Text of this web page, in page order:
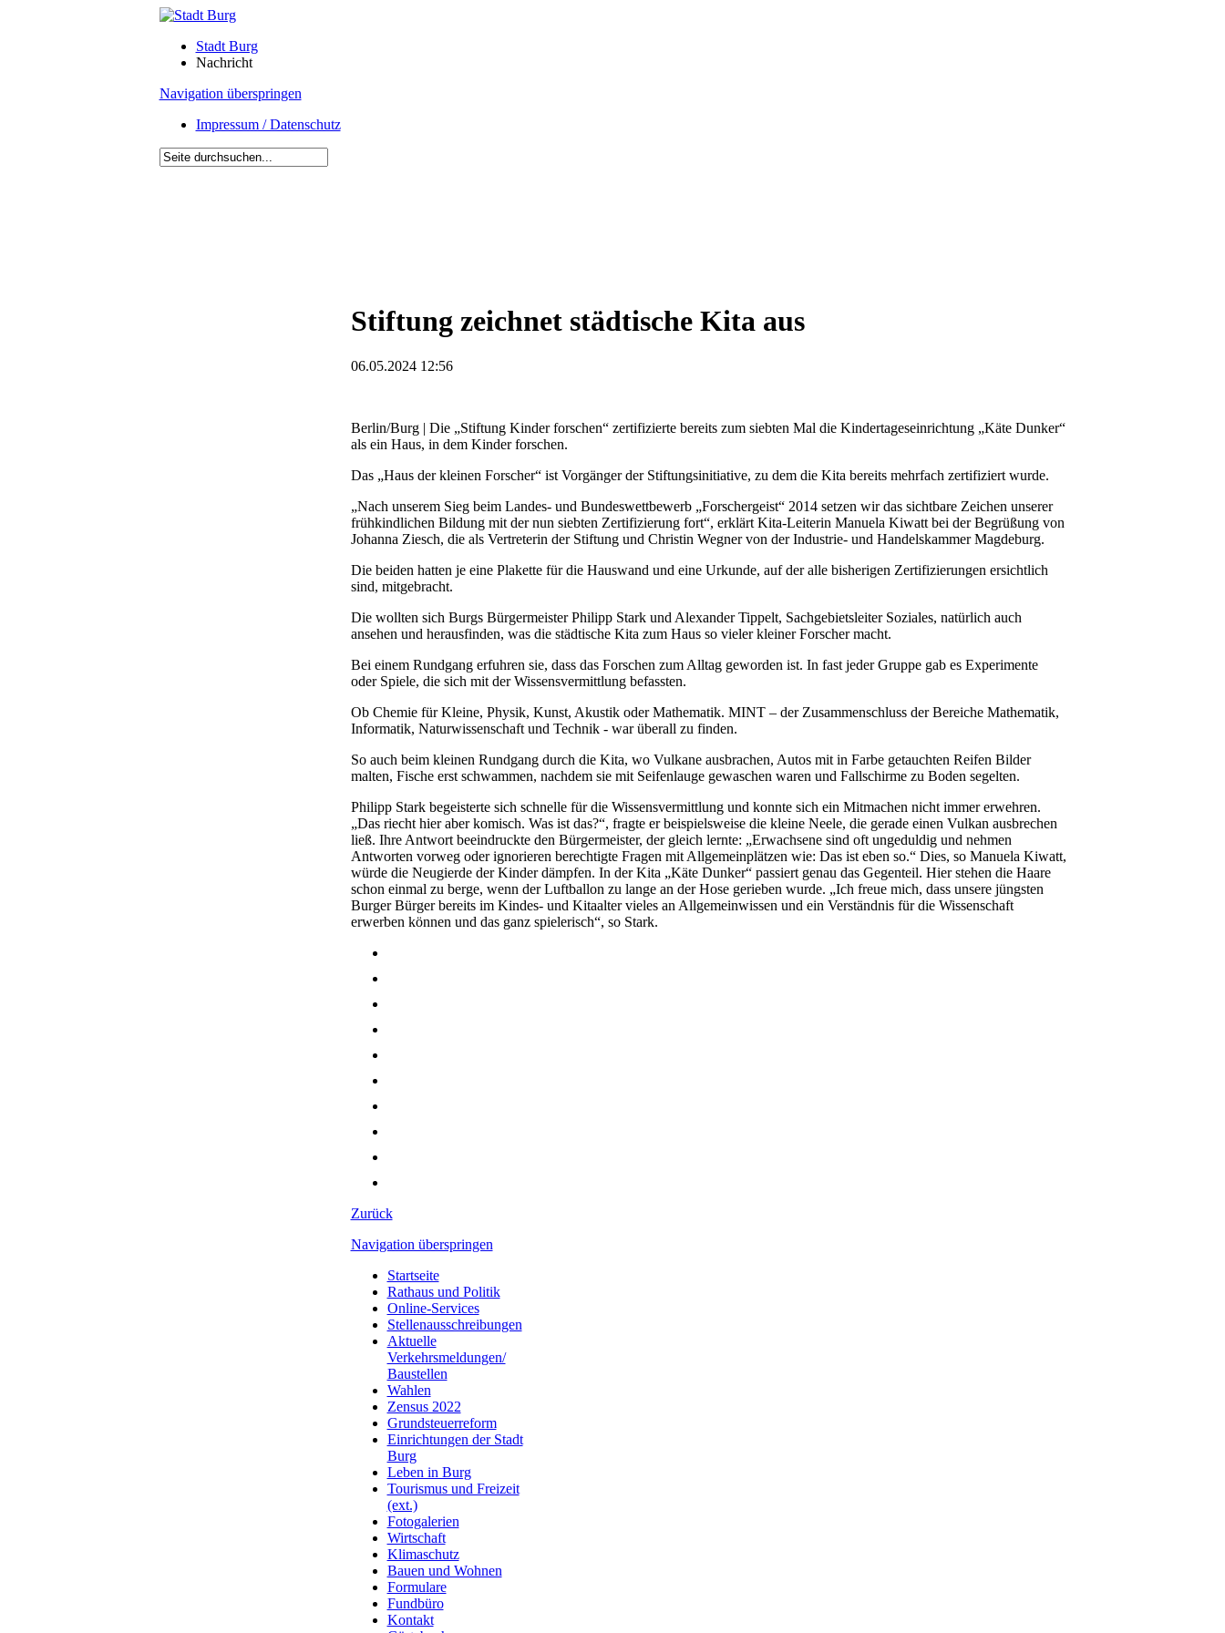
Stadt Burg
Nachricht
Navigation überspringen
Impressum / Datenschutz
Stiftung zeichnet städtische Kita aus
06.05.2024 12:56
Berlin/Burg | Die „Stiftung Kinder forschen“ zertifizierte bereits zum siebten Mal die Kindertageseinrichtung „Käte Dunker“
als ein Haus, in dem Kinder forschen.
Das „Haus der kleinen Forscher“ ist Vorgänger der Stiftungsinitiative, zu dem die Kita bereits mehrfach zertifiziert wurde.
„Nach unserem Sieg beim Landes- und Bundeswettbewerb „Forschergeist“ 2014 setzen wir das sichtbare Zeichen unserer
frühkindlichen Bildung mit der nun siebten Zertifizierung fort“, erklärt Kita-Leiterin Manuela Kiwatt bei der Begrüßung von
Johanna Ziesch, die als Vertreterin der Stiftung und Christin Wegner von der Industrie- und Handelskammer Magdeburg.
Die beiden hatten je eine Plakette für die Hauswand und eine Urkunde, auf der alle bisherigen Zertifizierungen ersichtlich
sind, mitgebracht.
Die wollten sich Burgs Bürgermeister Philipp Stark und Alexander Tippelt, Sachgebietsleiter Soziales, natürlich auch
ansehen und herausfinden, was die städtische Kita zum Haus so vieler kleiner Forscher macht.
Bei einem Rundgang erfuhren sie, dass das Forschen zum Alltag geworden ist. In fast jeder Gruppe gab es Experimente
oder Spiele, die sich mit der Wissensvermittlung befassten.
Ob Chemie für Kleine, Physik, Kunst, Akustik oder Mathematik. MINT – der Zusammenschluss der Bereiche Mathematik,
Informatik, Naturwissenschaft und Technik - war überall zu finden.
So auch beim kleinen Rundgang durch die Kita, wo Vulkane ausbrachen, Autos mit in Farbe getauchten Reifen Bilder
malten, Fische erst schwammen, nachdem sie mit Seifenlauge gewaschen waren und Fallschirme zu Boden segelten.
Philipp Stark begeisterte sich schnelle für die Wissensvermittlung und konnte sich ein Mitmachen nicht immer erwehren.
„Das riecht hier aber komisch. Was ist das?“, fragte er beispielsweise die kleine Neele, die gerade einen Vulkan ausbrechen
ließ. Ihre Antwort beeindruckte den Bürgermeister, der gleich lernte: „Erwachsene sind oft ungeduldig und nehmen
Antworten vorweg oder ignorieren berechtigte Fragen mit Allgemeinplätzen wie: Das ist eben so.“ Dies, so Manuela Kiwatt,
würde die Neugierde der Kinder dämpfen. In der Kita „Käte Dunker“ passiert genau das Gegenteil. Hier stehen die Haare
schon einmal zu berge, wenn der Luftballon zu lange an der Hose gerieben wurde. „Ich freue mich, dass unsere jüngsten
Burger Bürger bereits im Kindes- und Kitaalter vieles an Allgemeinwissen und ein Verständnis für die Wissenschaft
erwerben können und das ganz spielerisch“, so Stark.
Zurück
Navigation überspringen
Startseite
Rathaus und Politik
Online-Services
Stellenausschreibungen
Aktuelle
Verkehrsmeldungen/
Baustellen
Wahlen
Zensus 2022
Grundsteuerreform
Einrichtungen der Stadt
Burg
Leben in Burg
Tourismus und Freizeit
(ext.)
Fotogalerien
Wirtschaft
Klimaschutz
Bauen und Wohnen
Formulare
Fundbüro
Kontakt